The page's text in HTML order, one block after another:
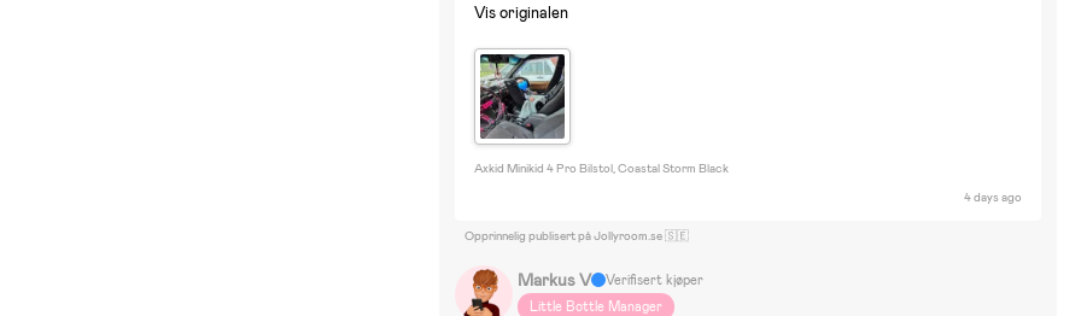
Vis originalen
Axkid Minikid 4 Pro Bilstol, Coastal Storm Black
4 days ago
Opprinnelig publisert på Jollyroom.se 🇸🇪
Markus V
Verifisert kjøper
Little Bottle Manager